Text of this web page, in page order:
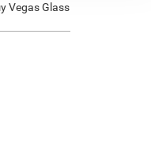
Vegas Glass